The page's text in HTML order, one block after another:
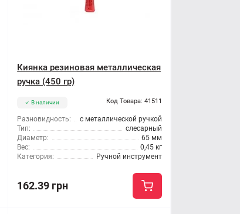
Киянка резиновая металлическая
ручка (450 гр)
В наличии Код Товара: 41511
Разновидность:
с металлической ручкой
Тип:
слесарный
Диаметр:
65 мм
Вес:
0,45 кг
Категория:
Ручной инструмент
162.39 грн